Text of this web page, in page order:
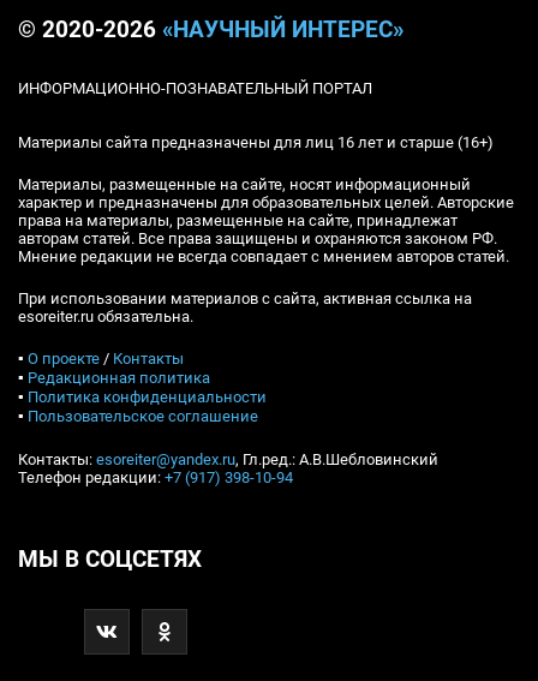
© 2020-2026 «НАУЧНЫЙ ИНТЕРЕС»
ИНФОРМАЦИОННО-ПОЗНАВАТЕЛЬНЫЙ ПОРТАЛ
Материалы сайта предназначены для лиц 16 лет и старше (16+)
Материалы, размещенные на сайте, носят информационный
характер и предназначены для образовательных целей. Авторские
права на материалы, размещенные на сайте, принадлежат
авторам статей. Все права защищены и охраняются законом РФ.
Мнение редакции не всегда совпадает с мнением авторов статей.
При использовании материалов с сайта, активная ссылка на
esoreiter.ru обязательна.
▪ О проекте / Контакты
▪ Редакционная политика
▪ Политика конфиденциальности
▪ Пользовательское соглашение
Контакты: esoreiter@yandex.ru, Гл.ред.: А.В.Шебловинский
Телефон редакции: +7 (917) 398-10-94
МЫ В СОЦСЕТЯХ